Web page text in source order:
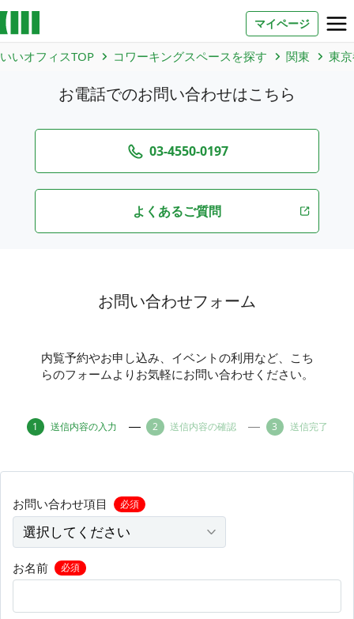
マイページ
いいオフィス（コワーキングスペース）
FCオーナー募集
E Solution
その他
いいオフィスTOP コワーキングスペースを探す 関東 東
お電話でのお問い合わせはこちら
03-4550-0197
よくあるご質問
お問い合わせフォーム
内覧予約やお申し込み、イベントの利用など、こち
らのフォームよりお気軽にお問い合わせください。
送信内容の入力 送信内容の確認 送信完了
お問い合わせ項目 必須
お名前 必須